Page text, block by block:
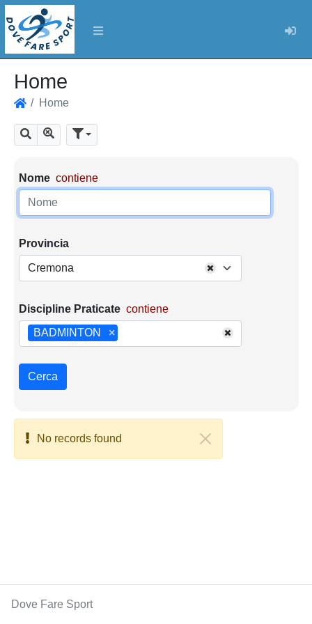
Home
Home
Cerca Mostra tutti i risultati
Parametri di ricerca
Nome contiene
Provincia
Cremona
Discipline Praticate contiene
×
BADMINTON
Cerca
No records found
Dove Fare Sport